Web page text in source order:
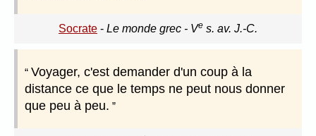
Socrate - Le monde grec - Ve s. av. J.-C.
Voyager, c'est demander d'un coup à la
distance ce que le temps ne peut nous donner
que peu à peu.